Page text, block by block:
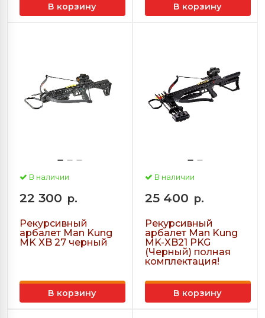
В корзину В корзину
В наличии
22 300 р.
Рекурсивный
арбалет Man Kung
MK XB 27 черный
В корзину
В наличии
25 400 р.
Рекурсивный
арбалет Man Kung
MK-XB21 PKG
(Черный) полная
комплектация!
В корзину